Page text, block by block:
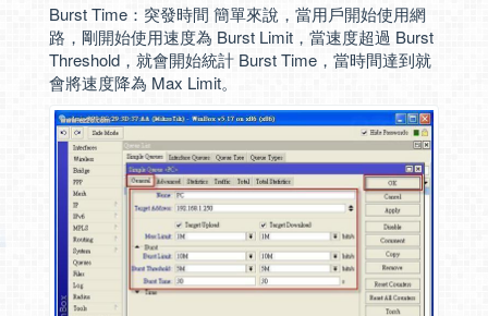
Burst Time：突發時間 簡單來說，當用戶開始使用網
路，剛開始使用速度為 Burst Limit，當速度超過 Burst
Threshold，就會開始統計 Burst Time，當時間達到就
會將速度降為 Max Limit。